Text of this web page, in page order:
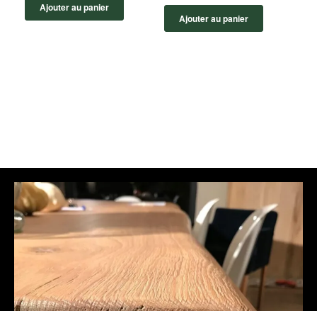
Ajouter au panier
Ajouter au panier